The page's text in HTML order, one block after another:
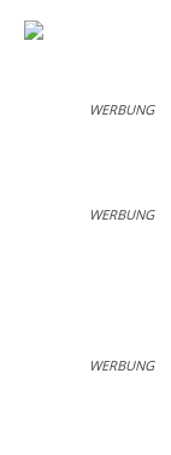
WERBUNG
WERBUNG
WERBUNG